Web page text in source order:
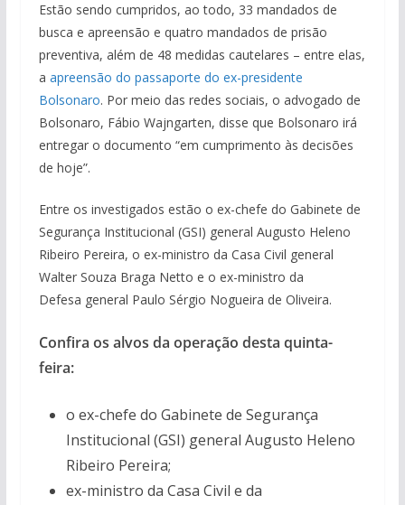
Estão sendo cumpridos, ao todo, 33 mandados de
busca e apreensão e quatro mandados de prisão
preventiva, além de 48 medidas cautelares – entre elas,
a apreensão do passaporte do ex-presidente
Bolsonaro. Por meio das redes sociais, o advogado de
Bolsonaro, Fábio Wajngarten, disse que Bolsonaro irá
entregar o documento “em cumprimento às decisões
de hoje”.
Entre os investigados estão o ex-chefe do Gabinete de
Segurança Institucional (GSI) general Augusto Heleno
Ribeiro Pereira, o ex-ministro da Casa Civil general
Walter Souza Braga Netto e o ex-ministro da
Defesa general Paulo Sérgio Nogueira de Oliveira.
Confira os alvos da operação desta quinta-
feira:
o ex-chefe do Gabinete de Segurança
Institucional (GSI) general Augusto Heleno
Ribeiro Pereira;
ex-ministro da Casa Civil e da